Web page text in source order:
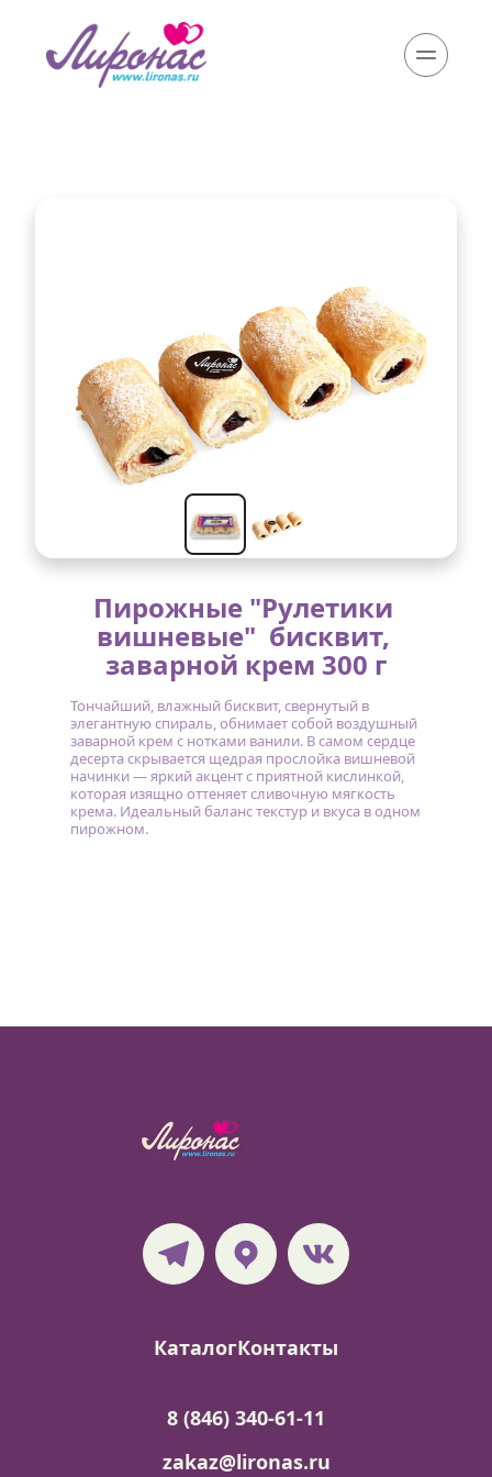
Пирожные "Рулетики
вишневые"  бисквит,
заварной крем 300 г
Тончайший, влажный бисквит, свернутый в
элегантную спираль, обнимает собой воздушный
заварной крем с нотками ванили. В самом сердце
десерта скрывается щедрая прослойка вишневой
начинки — яркий акцент с приятной кислинкой,
которая изящно оттеняет сливочную мягкость
крема. Идеальный баланс текстур и вкуса в одном
пирожном.
КаталогКонтакты
8 (846) 340-61-11
zakaz@lironas.ru